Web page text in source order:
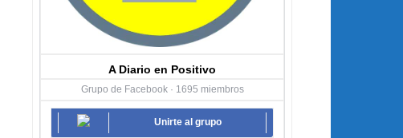
A Diario en Positivo
Grupo de Facebook · 1695 miembros
Unirte al grupo